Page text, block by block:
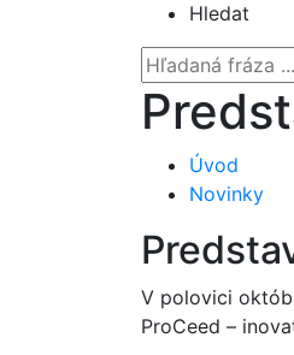
Hledat
Úvod
Novinky
V polovici
ProCeed –